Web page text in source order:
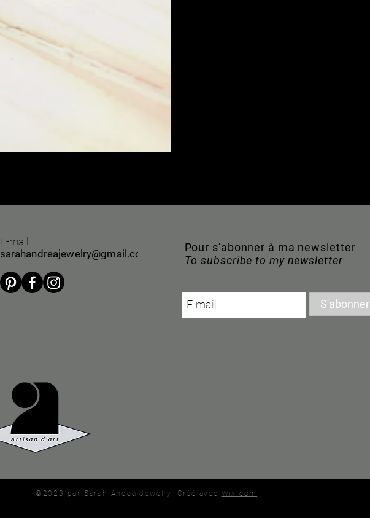
E-mail :
sarahandreajewelry@gmail.com
Pour s'abonner à ma newsletter
To subscribe to my newsletter
S'abonner
©2023 par Sarah Andea Jewelry. Créé avec Wix.com